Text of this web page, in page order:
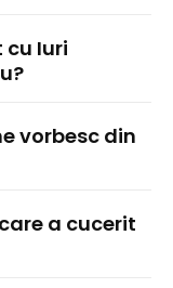
Iuri
vorbesc din
a cucerit